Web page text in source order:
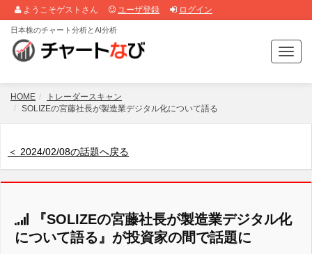
ようこそゲストさん ユーザ登録 ログイン
T
o
g
t
日本株のチャート分析とAI分析
HOME
トレーダースキャン
SOLIZEの宮藤社長が製造業デジタル化について語る
＜ 2024/02/08の話題へ戻る
『SOLIZEの宮藤社長が製造業デジタル化
について語る』が投資家の間で話題に